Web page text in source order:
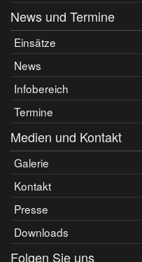
News und Termine
Einsätze
News
Infobereich
Termine
Medien und Kontakt
Galerie
Kontakt
Presse
Downloads
Folgen Sie uns